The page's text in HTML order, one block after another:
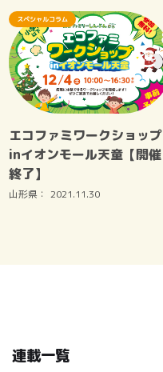
エコファミワークショップ
inイオンモール天童【開催
終了】
山形県： 2021.11.30
スペシャルコラム
連載一覧